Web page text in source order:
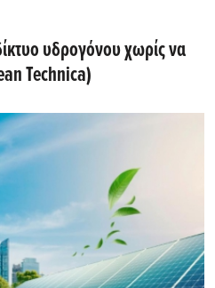
υδρογόνου χωρίς να
Technica)